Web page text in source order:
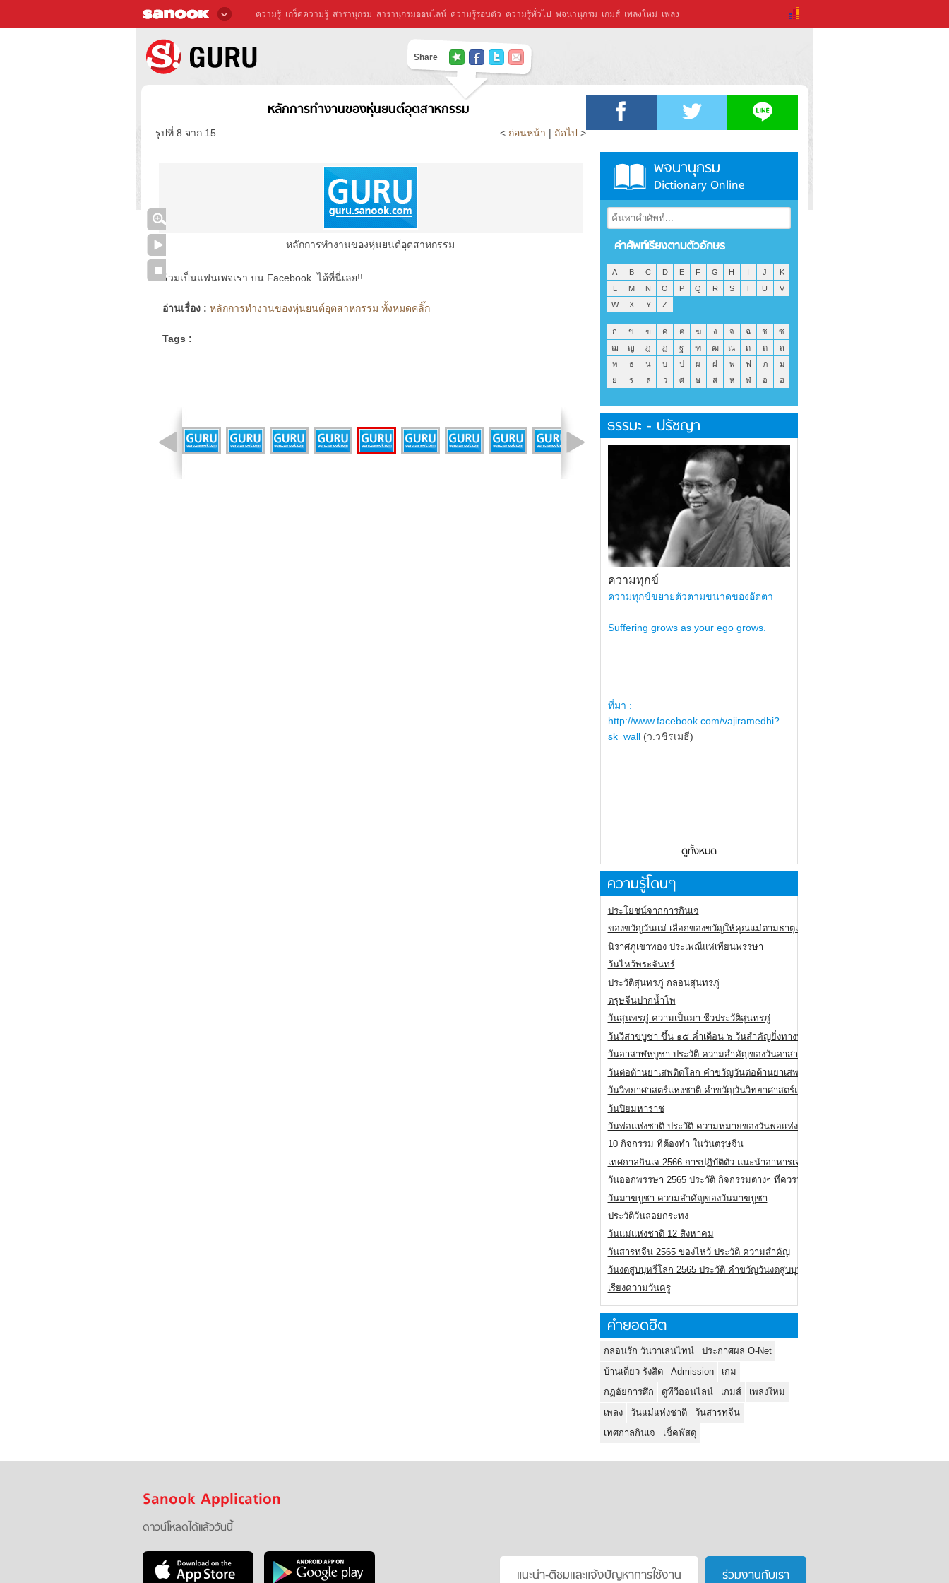
ความรู้ เกร็ดความรู้ สารานุกรม สารานุกรมออนไลน์ ความรู้รอบตัว ความรู้ทั่วไป พจนานุกรม เกมส์ เพลงใหม่ เพลง
Share
หลักการทำงานของหุ่นยนต์อุตสาหกรรม
รูปที่ 8 จาก 15 < ก่อนหน้า | ถัดไป >
หลักการทำงานของหุ่นยนต์อุตสาหกรรม
ร่วมเป็นแฟนเพจเรา บน Facebook..ได้ที่นี่เลย!!
อ่านเรื่อง : หลักการทำงานของหุ่นยนต์อุตสาหกรรม ทั้งหมดคลิ๊ก
Tags :
พจนานุกรม
Dictionary Online
คำศัพท์เรียงตามตัวอักษร
A B C D E F G H I J
K
L
M N O P Q R S T U
V
W
X Y Z
ก ข ฃ ค ฅ ฆ ง จ ฉ ช
ซ
ฌ
ญ ฎ ฏ ฐ ฑ ฒ ณ ด ต
ถ
ท
ธ น บ ป ผ ฝ พ ฟ ภ
ม
ย
ร ล ว ศ ษ ส ห ฬ อ ฮ
ธรรมะ - ปรัชญา
ความทุกข์
ความทุกข์ขยายตัวตามขนาดของอัตตา
Suffering grows as your ego grows.
ที่มา :
http://www.facebook.com/vajiramedhi?
sk=wall (ว.วชิรเมธี)
ดูทั้งหมด
ความรู้โดนๆ
ประโยชน์จากการกินเจ
ของขวัญวันแม่ เลือกของขวัญให้คุณแม่ตามธาตุเกิด
นิราศภูเขาทอง ประเพณีแห่เทียนพรรษา
วันไหว้พระจันทร์
ประวัติสุนทรภู่ กลอนสุนทรภู่
ตรุษจีนปากน้ำโพ
วันสุนทรภู่ ความเป็นมา ชีวประวัติสุนทรภู่
วันวิสาขบูชา ขึ้น ๑๕ ค่ำเดือน ๖ วันสำคัญยิ่งทางพระพุทธศาสนา
วันอาสาฬหบูชา ประวัติ ความสําคัญของวันอาสาฬหบูชา
วันต่อต้านยาเสพติดโลก คำขวัญวันต่อต้านยาเสพติดสากล
วันวิทยาศาสตร์แห่งชาติ คำขวัญวันวิทยาศาสตร์แห่งชาติ
วันปิยมหาราช
วันพ่อแห่งชาติ ประวัติ ความหมายของวันพ่อแห่งชาติ
10 กิจกรรม ที่ต้องทำ ในวันตรุษจีน
เทศกาลกินเจ 2566 การปฏิบัติตัว แนะนำอาหารเจ
วันออกพรรษา 2565 ประวัติ กิจกรรมต่างๆ ที่ควรปฏิบัติ
วันมาฆบูชา ความสำคัญของวันมาฆบูชา
ประวัติวันลอยกระทง
วันแม่แห่งชาติ 12 สิงหาคม
วันสารทจีน 2565 ของไหว้ ประวัติ ความสำคัญ
วันงดสูบบุหรี่โลก 2565 ประวัติ คำขวัญวันงดสูบบุหรี่โลก
เรียงความวันครู
คำยอดฮิต
กลอนรัก วันวาเลนไทน์
ประกาศผล O-Net
บ้านเดี่ยว รังสิต
Admission
เกม
กฏอัยการศึก
ดูทีวีออนไลน์ เกมส์
เพลงใหม่
เพลง
วันแม่แห่งชาติ
วันสารทจีน
เทศกาลกินเจ
เช็คพัสดุ
Sanook Application
ดาวน์โหลดได้แล้ววันนี้
แนะนำ-ติชมเเละแจ้งปัญหาการใช้งาน ร่วมงานกับเรา